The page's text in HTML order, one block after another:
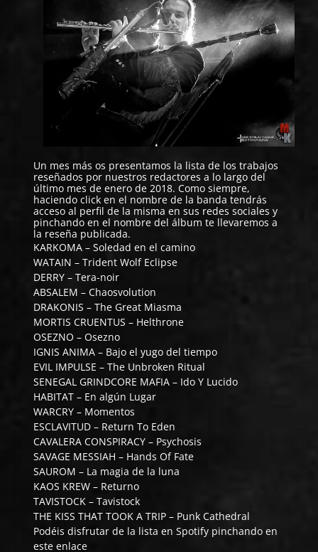
Un mes más os presentamos la lista de los trabajos
reseñados por nuestros redactores a lo largo del
último mes de enero de 2018. Como siempre,
haciendo click en el nombre de la banda tendrás
acceso al perfil de la misma en sus redes sociales y
pinchando en el nombre del álbum te llevaremos a
la reseña publicada.
KARKOMA –Soledad en el camino
WATAIN –Trident Wolf Eclipse
DERRY –Tera-noir
ABSALEM –Chaosvolution
DRAKONIS –The Great Miasma
MORTIS CRUENTUS – Helthrone
OSEZNO –Osezno
IGNIS ANIMA – Bajo el yugo del tiempo
EVIL IMPULSE –The Unbroken Ritual
SENEGAL GRINDCORE MAFIA – Ido Y Lucido
HABITAT – En algún Lugar
WARCRY – Momentos
ESCLAVITUD – Return To Eden
CAVALERA CONSPIRACY – Psychosis
SAVAGE MESSIAH – Hands Of Fate
SAUROM – La magia de la luna
KAOS KREW – Returno
TAVISTOCK –Tavistock
THE KISS THAT TOOK A TRIP – Punk Cathedral
Podéis disfrutar de la lista en Spotify pinchando en
este enlace